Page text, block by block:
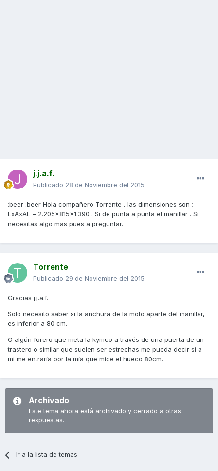
j.j.a.f.
Publicado 28 de Noviembre del 2015
:beer :beer Hola compañero Torrente , las dimensiones son ;
LxAxAL = 2.205x815x1.390 . Si de punta a punta el manillar . Si
necesitas algo mas pues a preguntar.
Torrente
Publicado 29 de Noviembre del 2015
Gracias j.j.a.f.
Solo necesito saber si la anchura de la moto aparte del manillar,
es inferior a 80 cm.
O algún forero que meta la kymco a través de una puerta de un
trastero o similar que suelen ser estrechas me pueda decir si a
mi me entraría por la mía que mide el hueco 80cm.
Archivado
Este tema ahora está archivado y cerrado a otras
respuestas.
Ir a la lista de temas